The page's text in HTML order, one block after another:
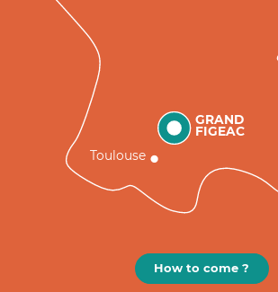
GRAND
FIGEAC
Toulouse
How to come ?